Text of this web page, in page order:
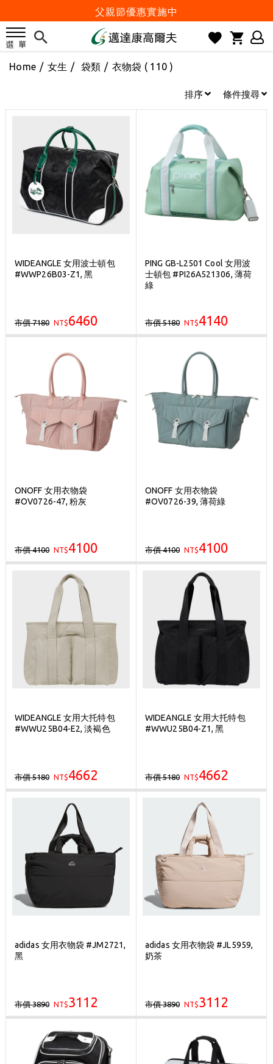
父親節優惠實施中
2026邁達康盃 開始受理報名
防詐騙! 勿信來路不明連結及優惠
歡迎體驗公益店Friends Screen模擬器
刷台新卡滿 $6000 分 3 期 0 利率
Golf Point 會員回饋積點
消費滿 $2000 享免運
Happy Father's Day
父親節優惠實施中
2026邁達康盃 開始受理報名
7月份 門市免費試打日程 已公佈!
歡迎體驗公益店Friends Screen模擬器
刷台新卡滿 $6000 分 3 期 0 利率
消費滿 $2000 享免運
Home / 女生 / 袋類 / 衣物袋 ( 110 )
排序 條件搜尋
WIDEANGLE 女用波士頓包
#WWP26B03-Z1, 黑
市價 7180 NT$6460
PING GB-L2501 Cool 女用波
士頓包 #PI26A521306, 薄荷
綠
市價 5180 NT$4140
ONOFF 女用衣物袋
#OV0726-47, 粉灰
市價 4100 NT$4100
ONOFF 女用衣物袋
#OV0726-39, 薄荷綠
市價 4100 NT$4100
WIDEANGLE 女用大托特包
#WWU25B04-E2, 淡褐色
市價 5180 NT$4662
WIDEANGLE 女用大托特包
#WWU25B04-Z1, 黑
市價 5180 NT$4662
adidas 女用衣物袋 #JM2721,
黑
市價 3890 NT$3112
adidas 女用衣物袋 #JL5959,
奶茶
市價 3890 NT$3112